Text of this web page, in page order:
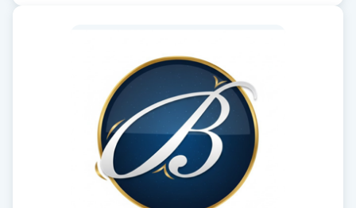
Hårbottenbehandling
Hårförlängning